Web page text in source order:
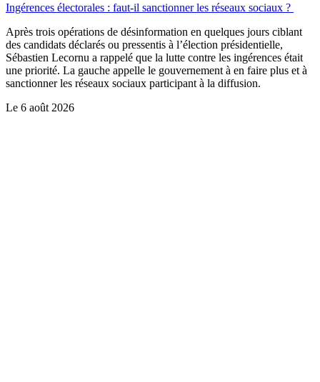
Ingérences électorales : faut-il sanctionner les réseaux sociaux ?
Après trois opérations de désinformation en quelques jours ciblant
des candidats déclarés ou pressentis à l’élection présidentielle,
Sébastien Lecornu a rappelé que la lutte contre les ingérences était
une priorité. La gauche appelle le gouvernement à en faire plus et à
sanctionner les réseaux sociaux participant à la diffusion.
Le 6 août 2026